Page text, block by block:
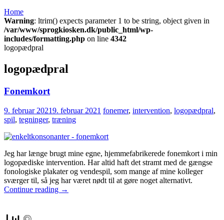
Home
Warning: ltrim() expects parameter 1 to be string, object given in
/var/www/sprogkiosken.dk/public_html/wp-
includes/formatting.php on line 4342
logopædpral
logopædpral
Fonemkort
9. februar 20219. februar 2021 fonemer, intervention, logopædpral,
spil, tegninger, træning
Jeg har længe brugt mine egne, hjemmefabrikerede fonemkort i min
logopædiske intervention. Har altid haft det stramt med de gængse
fonologiske plakater og vendespil, som mange af mine kolleger
sværger til, så jeg har været nødt til at gøre noget alternativt.
Continue reading →